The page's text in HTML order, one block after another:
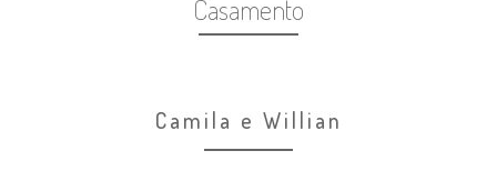
Casamento
Camila e Willian